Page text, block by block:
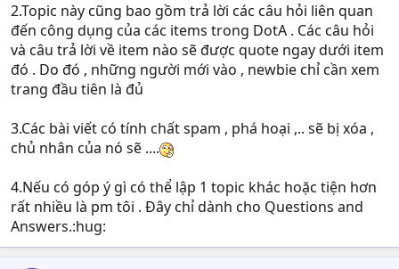
2.Topic này cũng bao gồm trả lời các câu hỏi liên quan
đến công dụng của các items trong DotA . Các câu hỏi
và câu trả lời về item nào sẽ được quote ngay dưới item
đó . Do đó , những người mới vào , newbie chỉ cần xem
trang đầu tiên là đủ
3.Các bài viết có tính chất spam , phá hoại ,.. sẽ bị xóa ,
chủ nhân của nó sẽ ....
4.Nếu có góp ý gì có thể lập 1 topic khác hoặc tiện hơn
rất nhiều là pm tôi . Đây chỉ dành cho Questions and
Answers.:hug: